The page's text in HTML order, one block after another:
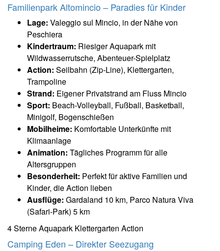
Familienpark Altomincio – Paradies für Kinder
Lage: Valeggio sul Mincio, in der Nähe von
Peschiera
Kindertraum: Riesiger Aquapark mit
Wildwasserrutsche, Abenteuer-Spielplatz
Action: Seilbahn (Zip-Line), Klettergarten,
Trampoline
Strand: Eigener Privatstrand am Fluss Mincio
Sport: Beach-Volleyball, Fußball, Basketball,
Minigolf, Bogenschießen
Mobilheime: Komfortable Unterkünfte mit
Klimaanlage
Animation: Tägliches Programm für alle
Altersgruppen
Besonderheit: Perfekt für aktive Familien und
Kinder, die Action lieben
Ausflüge: Gardaland 10 km, Parco Natura Viva
(Safari-Park) 5 km
4 SterneAquapark Klettergarten Action
Camping Eden – Direkter Seezugang